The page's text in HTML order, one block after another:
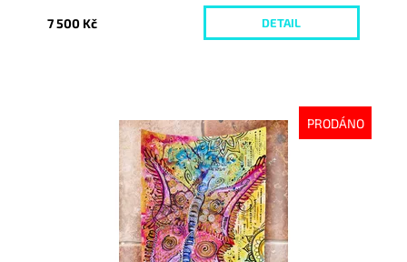
7 500 Kč DETAIL
PRODÁNO
Vyprodáno
9372